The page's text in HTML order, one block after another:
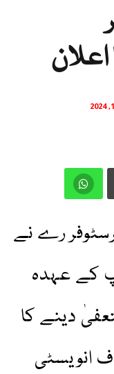
رے نے
کے عہدہ
دینے کا
انویسٹی